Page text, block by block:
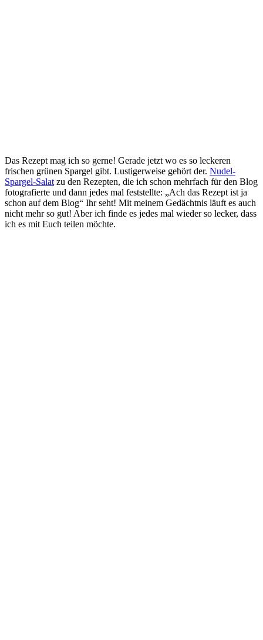
Das Rezept mag ich so gerne! Gerade jetzt wo es so leckeren
frischen grünen Spargel gibt. Lustigerweise gehört der. Nudel-
Spargel-Salat zu den Rezepten, die ich schon mehrfach für den Blog
fotografierte und dann jedes mal feststellte: „Ach das Rezept ist ja
schon auf dem Blog“ Ihr seht! Mit meinem Gedächtnis läuft es auch
nicht mehr so gut! Aber ich finde es jedes mal wieder so lecker, dass
ich es mit Euch teilen möchte.